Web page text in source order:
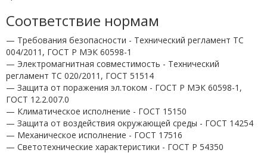
Соответствие нормам
— Требования безопасности - Технический регламент ТС
004/2011, ГОСТ Р МЭК 60598-1
— Электромагнитная совместимость - Технический
регламент ТС 020/2011, ГОСТ 51514
— Защита от поражения эл.током - ГОСТ Р МЭК 60598-1,
ГОСТ 12.2.007.0
— Климатическое исполнение - ГОСТ 15150
— Защита от воздействия окружающей среды - ГОСТ 14254
— Механическое исполнение - ГОСТ 17516
— Светотехнические характеристики - ГОСТ P 54350